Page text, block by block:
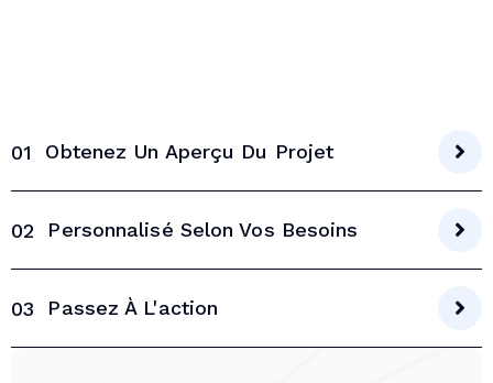
01 Obtenez Un Aperçu Du Projet
02 Personnalisé Selon Vos Besoins
03 Passez À L'action